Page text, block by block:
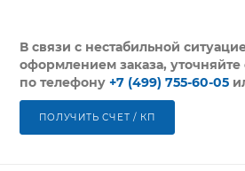
В связи с нестабильной
оформлением заказа, уточняйте
по телефону+7 (499) 755-60-05
ПОЛУЧИТЬ СЧЕТ / КП